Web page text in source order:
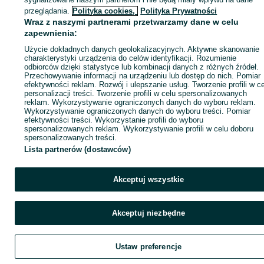
cin#uciechow#pilawadolna#kluczowa#owiesno#brodziszow#przedb
1040994865 Wyświetlenia:
Zadzwoń / SMS
przeglądania. Polityka cookies, Polityka Prywatności
Wraz z naszymi partnerami przetwarzamy dane w celu
zapewnienia:
Użycie dokładnych danych geolokalizacyjnych. Aktywne skanowanie
charakterystyki urządzenia do celów identyfikacji. Rozumienie
odbiorców dzięki statystyce lub kombinacji danych z różnych źródeł.
Przechowywanie informacji na urządzeniu lub dostęp do nich. Pomiar
efektywności reklam. Rozwój i ulepszanie usług. Tworzenie profili w
personalizacji treści. Tworzenie profili w celu spersonalizowanych
reklam. Wykorzystywanie ograniczonych danych do wyboru reklam.
Wykorzystywanie ograniczonych danych do wyboru treści. Pomiar
efektywności treści. Wykorzystanie profili do wyboru
spersonalizowanych reklam. Wykorzystywanie profili w celu doboru
spersonalizowanych treści.
Lista partnerów (dostawców)
Akceptuj wszystkie
Akceptuj niezbędne
Ustaw preferencje